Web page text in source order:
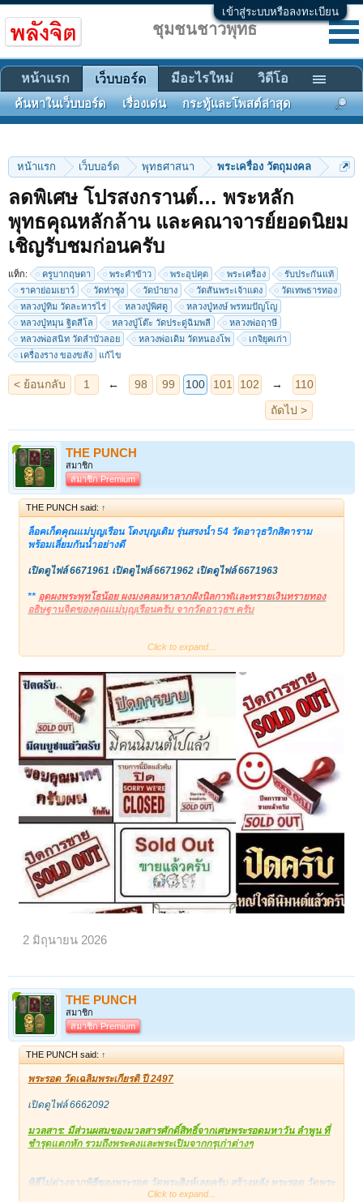
เข้าสู่ระบบหรือลงทะเบียน
หน้าแรก เว็บบอร์ด พุทธศาสนา พระเครื่อง วัตถุมงคล
ลดพิเศษ โปรสงกรานต์… พระหลัก
พุทธคุณหลักล้าน และคณาจารย์ยอดนิยม
เชิญรับชมก่อนครับ
แท็ก: ครูบากฤษดา พระคำข้าว พระอุปคุต พระเครื่อง
รับประกันแท้
ราคาย่อมเยาว์
วัดท่าซุง วัดป่ายาง วัดสันพระเจ้าแดง
วัดเทพธารทอง
หลวงปู่ทิม วัดละหารไร่
หลวงปู่พิศดู
หลวงปู่หงษ์ พรหมปัญโญ
หลวงปู่หมุน ฐิตสีโล
หลวงปู่โต๊ะ วัดประดู่ฉิมพลี
หลวงพ่อฤาษี
หลวงพ่อสนิท วัดลำบัวลอย
หลวงพ่อเดิม วัดหนองโพ
เกจิยุคเก่า
เครื่องราง ของขลัง
แก้ไข
< ย้อนกลับ 1 ← 98 99 100 101 102 →
110
ถัดไป >
THE PUNCH
สมาชิก
สมาชิก Premium
THE PUNCH said: ↑
ล็อคเก็ตคุณแม่บุญเรือน โตงบุญเติม รุ่นสรงน้ำ 54 วัดอาวุธวิกสิตาราม
พร้อมเลี่ยมกันน้ำอย่างดี
เปิดดูไฟล์ 6671961 เปิดดูไฟล์ 6671962 เปิดดูไฟล์ 6671963
** อุดผงพระพุทโธน้อย ผงมงคลมหาลาภฝังนิลกาฬและทรายเงินทรายทอง
อธิษฐานจิตของคุณแม่บุญเรือนครับ จากวัดอาวุธฯ ครับ
ล็อคเก็ตนี้ใช้รูปแบบเดียวกับที่คุณแม่อธิษฐานไว้ว่าไม่ว่าจะอัดทำซ้ำไปกี่
เขียว ซึ่งความหมายเดียวกับถุงเขียวเหนี่ยวทรัพย์ครับ คือ คุณแม่ปราถนา
ให้ลูกศิษย์ท่านทุกคนเจริญทั้งอริยทรัพย์ภายนอกและภายใน ภายในล็อคเก็
ตล้อมด้วยอักขระขอม คือพระคาถาฉิมพลีของคุณแม่ครับ คือ ตามประวัติ
ท่านว่าพระอินทร์มาให้ท่านไว้ครับ
นะชาลีติ ฉิมพาลี จะมหาเถโร สุวรรณมามา โภชนะมามา วัตถุวัตถามามา
พลาพลังมามา โภคะมามา มหาลาโภมามา สัพเพชะนา พหุชะนา ภะวันตุเม
เนื้อผงมวลสารหลัก: ด้านหลังอุดด้วยเนื้อผงผสมอย่างเข้มข้น ประกอบด้วย
ผงพระพุทโธน้อยรุ่นแรก (ปี 2494) และผงมงคลมหาลาภ (ปี 2499) ของเก่า
ของคุณแม่บุญเรือนที่ทางวัดเก็บรักษาไว้
จุดกลางองค์พระ: มีการฝัง "นิลกาฬ" (พลอยนิลสีดำ) เด่นชัดอยู่ตรงกลาง ซึ่ง
เป็นหนึ่งในวัตถุอธิษฐานจิตที่ให้พุทธคุณด้านการปกป้องคุ้มครองและปัดเป่า
สิ่งไม่ดี
เศษทองและแร่: มีการโรย "ทรายเงินทรายทองอธิษฐานจิต" และเศษแร่
ประกายทองกระจายอยู่ทั่วเนื้อผง เป็นเคล็ดหนุนดวงชะตาและเรียกทรัwย์
สุดยอดคาถาแห่งโภคทรัพย์ครับ ที่พิเศษคือ ด้านหลังองค์ล็อคเก็ตอุดผงพระ
ดำรงธาตุขันธ์อยู่ครับ
แบ่งปันพิเศษที่ ปิด ครับ
เปิดดูไฟล์ 6671961 เปิดดูไฟล์ 6671962
Click to expand...
2 มิถุนายน 2026
THE PUNCH
สมาชิก
สมาชิก Premium
THE PUNCH said: ↑
พระรอด วัดเฉลิมพระเกียรติ ปี 2497
เปิดดูไฟล์ 6662092
มวลสาร: มีส่วนผสมของมวลสารศักดิ์สิทธิ์จากเศษพระรอดมหาวัน ลำพูน ที่
ชำรุดแตกหัก รวมถึงพระคงและพระเปิมจากกรุเก่าต่างๆ
พิธีไม่ต่างจากพิธีของพระรอด วัดพระสิงห์เลยครับ สร้างหลัง พระรอด วัดพระ
สิงห์ 1 ปี แต่ใช้บล็อคเดียวกันกับวัดพระสิงห์ แต่ต่างกันแค่ วัดเฉลิมพระ
Click to expand...
ชุมชนชาวพุทธ
หน้าแรก เว็บบอร์ด
ค้นหาในเว็บบอร์ด เรื่องเด่น กระทู้และโพสต์ล่าสุด
มีอะไรใหม่ วิดีโอ